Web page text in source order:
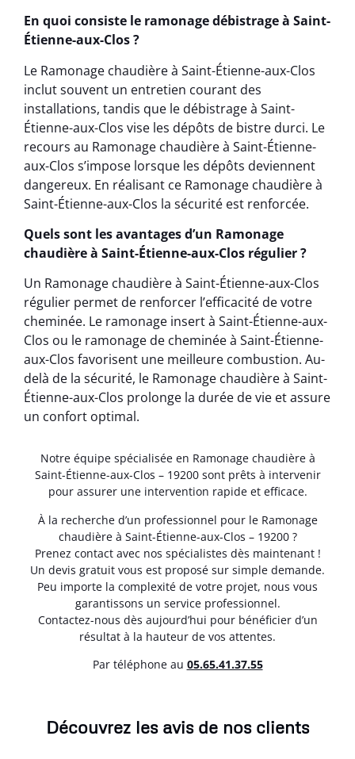
En quoi consiste le ramonage débistrage à Saint-
Étienne-aux-Clos ?
Le Ramonage chaudière à Saint-Étienne-aux-Clos
inclut souvent un entretien courant des
installations, tandis que le débistrage à Saint-
Étienne-aux-Clos vise les dépôts de bistre durci. Le
recours au Ramonage chaudière à Saint-Étienne-
aux-Clos s’impose lorsque les dépôts deviennent
dangereux. En réalisant ce Ramonage chaudière à
Saint-Étienne-aux-Clos la sécurité est renforcée.
Quels sont les avantages d’un Ramonage
chaudière à Saint-Étienne-aux-Clos régulier ?
Un Ramonage chaudière à Saint-Étienne-aux-Clos
régulier permet de renforcer l’efficacité de votre
cheminée. Le ramonage insert à Saint-Étienne-aux-
Clos ou le ramonage de cheminée à Saint-Étienne-
aux-Clos favorisent une meilleure combustion. Au-
delà de la sécurité, le Ramonage chaudière à Saint-
Étienne-aux-Clos prolonge la durée de vie et assure
un confort optimal.
Notre équipe spécialisée en Ramonage chaudière à
Saint-Étienne-aux-Clos – 19200 sont prêts à intervenir
pour assurer une intervention rapide et efficace.
À la recherche d’un professionnel pour le Ramonage
chaudière à Saint-Étienne-aux-Clos – 19200 ?
Prenez contact avec nos spécialistes dès maintenant !
Un devis gratuit vous est proposé sur simple demande.
Peu importe la complexité de votre projet, nous vous
garantissons un service professionnel.
Contactez-nous dès aujourd’hui pour bénéficier d’un
résultat à la hauteur de vos attentes.
Par téléphone au 05.65.41.37.55
Découvrez les avis de nos clients